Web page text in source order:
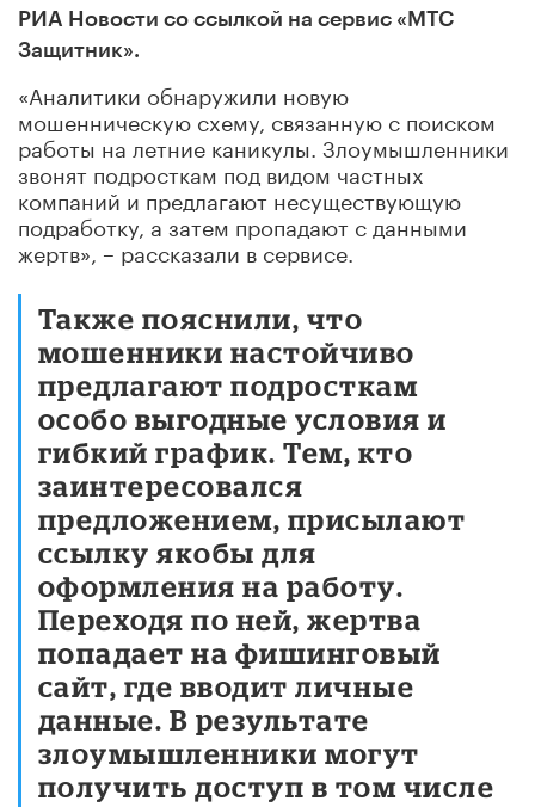
РИА Новости со ссылкой на сервис «МТС
Защитник».
«Аналитики обнаружили новую
мошенническую схему, связанную с поиском
работы на летние каникулы. Злоумышленники
звонят подросткам под видом частных
компаний и предлагают несуществующую
подработку, а затем пропадают с данными
жертв», – рассказали в сервисе.
Также пояснили, что
мошенники настойчиво
предлагают подросткам
особо выгодные условия и
гибкий график. Тем, кто
заинтересовался
предложением, присылают
ссылку якобы для
оформления на работу.
Переходя по ней, жертва
попадает на фишинговый
сайт, где вводит личные
данные. В результате
злоумышленники могут
получить доступ в том числе